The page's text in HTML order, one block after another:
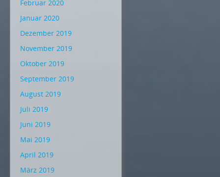
Februar 2020
Januar 2020
Dezember 2019
November 2019
Oktober 2019
September 2019
August 2019
Juli 2019
Juni 2019
Mai 2019
April 2019
März 2019